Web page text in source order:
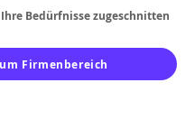
Ihre Bedürfnisse zugeschnitten
Firmenbereich